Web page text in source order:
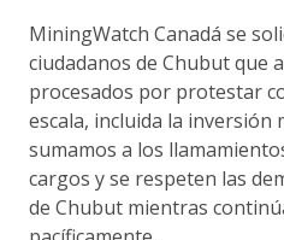
MiningWatch Canadá se
ciudadanos de Chubut que
procesados por protestar
escala, incluida la inversión
sumamos a los
cargos y se respeten las
de Chubut mientras